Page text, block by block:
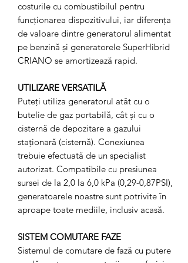
costurile cu combustibilul pentru
funcționarea dispozitivului, iar diferența
de valoare dintre generatorul alimentat
pe benzină și generatorele SuperHibrid
CRIANO se amortizează rapid.
UTILIZARE VERSATILĂ
Puteți utiliza generatorul atât cu o
butelie de gaz portabilă, cât și cu o
cisternă de depozitare a gazului
staționară (cisternă). Conexiunea
trebuie efectuată de un specialist
autorizat. Compatibile cu presiunea
sursei de la 2,0 la 6,0 kPa (0,29-0,87PSI),
generatoarele noastre sunt potrivite în
aproape toate mediile, inclusiv acasă.
SISTEM COMUTARE FAZE
Sistemul de comutare de fază cu putere